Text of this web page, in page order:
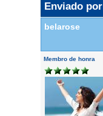
Enviado por
belarose
Membro de honra